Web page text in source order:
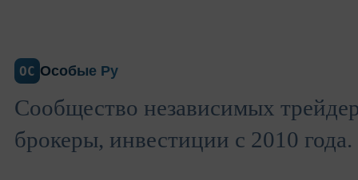
ОС Особые Ру
Сообщество независимых
брокеры, инвестиции с 2010 года.